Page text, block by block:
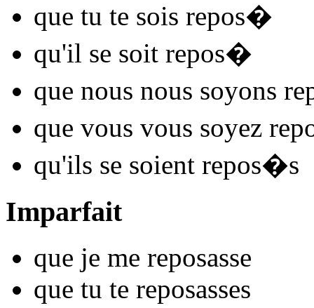
que tu te sois repos�
qu'il se soit repos�
que nous nous soyons
que vous vous soyez
qu'ils se soient repos�s
Imparfait
que je me reposasse
que tu te reposasses